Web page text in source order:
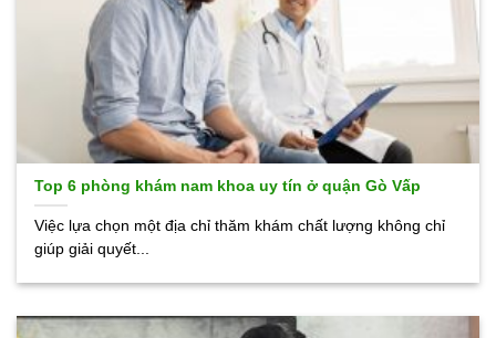
Top 6 phòng khám nam khoa uy tín ở quận Gò Vấp
Việc lựa chọn một địa chỉ thăm khám chất lượng không chỉ
giúp giải quyết...